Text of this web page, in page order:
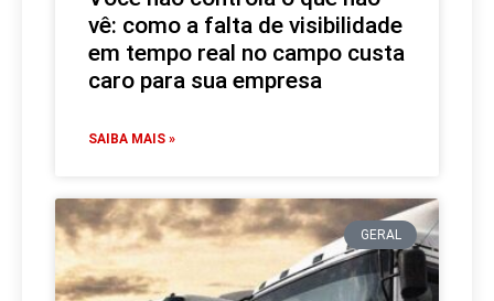
vê: como a falta de visibilidade
em tempo real no campo custa
caro para sua empresa
SAIBA MAIS »
GERAL